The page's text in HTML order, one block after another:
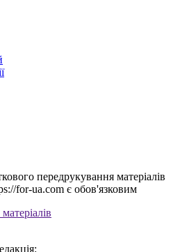
передрукування матеріалів
for-ua.com є обов'язковим